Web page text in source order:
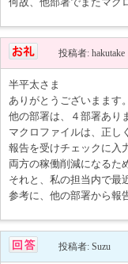
投稿者: hakutake
半平太さま
ありがとうございまます。
他の部署は、４部署あり
マクロファイルは、正し
報告を受けチェックに入
両方の稼働削減になるた
それと、私の担当内で最
参考に、他の部署から報
投稿者: Suzu